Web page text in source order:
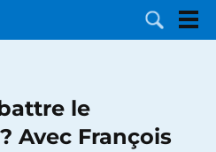
le
Avec François